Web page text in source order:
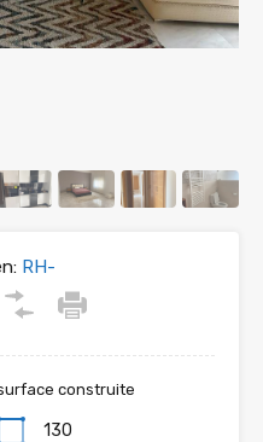
RH-
construite
130